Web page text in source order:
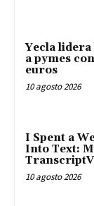
Yecla lidera
a pymes
euros
10 agosto 2026
I Spent a
Into Text:
10 agosto 2026